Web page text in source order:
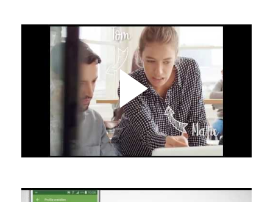
Elektriker:in für Enns - Vollzeit
(m/w/d)
4470 Enns
Mitarbeiter:in in der Logistik
(m/w/d)
4481 Asten
Mitarbeiter:in für die Produktion in